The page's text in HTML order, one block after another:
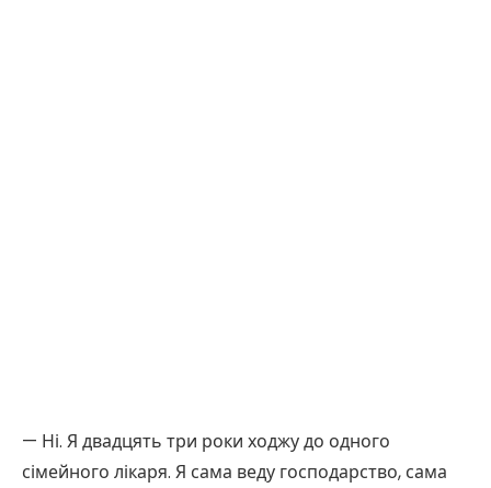
— Ні. Я двадцять три роки ходжу до одного
сімейного лікаря. Я сама веду господарство, сама